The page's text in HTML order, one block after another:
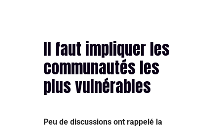
Il faut impliquer les
communautés les
plus vulnérables
Peu de discussions ont rappelé la